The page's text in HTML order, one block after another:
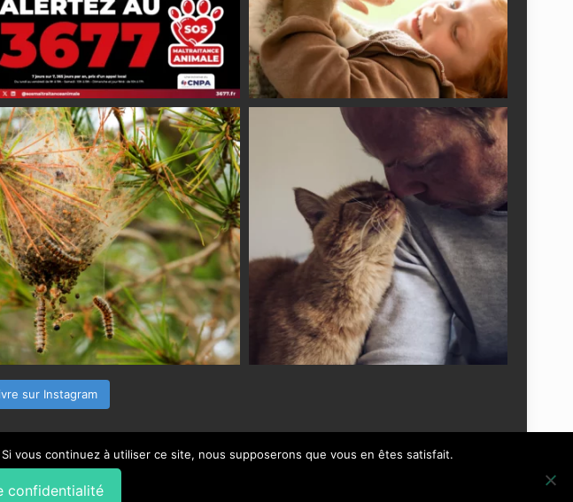
sur Instagram
vous continuez à utiliser ce site, nous supposerons que vous en êtes satisfait.
confidentialité